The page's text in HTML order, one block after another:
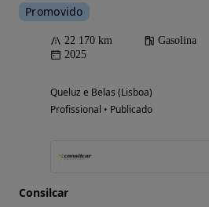
Promovido
22 170 km Gasolina
2025
Queluz e Belas (Lisboa)
Profissional • Publicado
Consilcar